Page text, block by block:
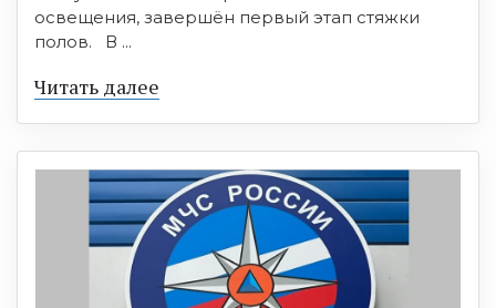
освещения, завершён первый этап стяжки
полов. В ...
Читать далее